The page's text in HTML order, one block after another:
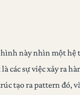
hình này nhìn một
các sự việc xảy ra
tạo ra pattern đó,